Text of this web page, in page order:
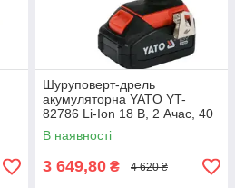
Шуруповерт-дрель
акумуляторна YATO YT-
82786 Li-Ion 18 В, 2 Ачас, 40
Нм, ↓13 мм
В наявності
3 649,80 ₴ 4 620 ₴